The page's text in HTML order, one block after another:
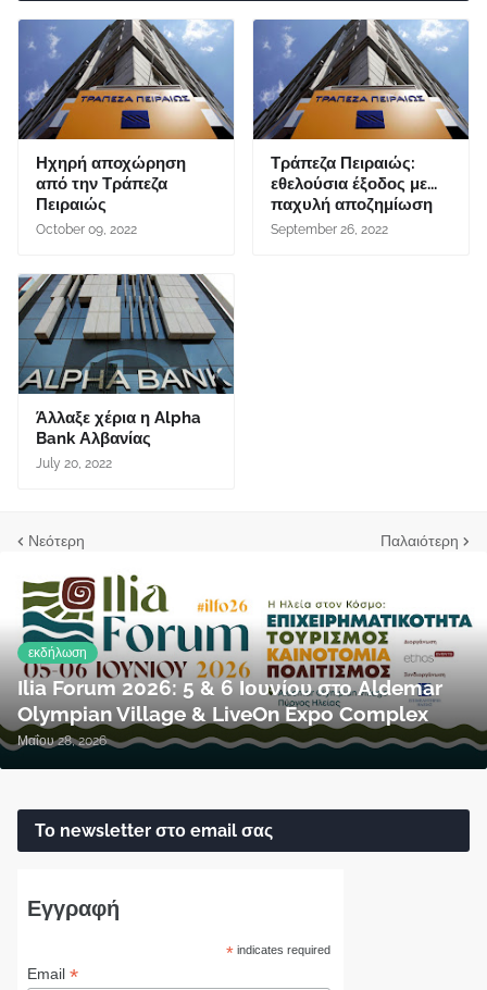
Ηχηρή αποχώρηση
από την Τράπεζα
Πειραιώς
October 09, 2022
Τράπεζα Πειραιώς:
εθελούσια έξοδος με...
παχυλή αποζημίωση
September 26, 2022
Άλλαξε χέρια η Alpha
Bank Αλβανίας
July 20, 2022
Νεότερη Παλαιότερη
εκδήλωση
Ilia Forum 2026: 5 & 6 Ιουνίου στο Aldemar
Olympian Village & LiveOn Expo Complex
Μαΐου 28, 2026
Το newsletter στο email σας
Εγγραφή
* indicates required
Email *